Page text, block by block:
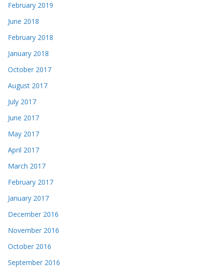
February 2019
June 2018
February 2018
January 2018
October 2017
August 2017
July 2017
June 2017
May 2017
April 2017
March 2017
February 2017
January 2017
December 2016
November 2016
October 2016
September 2016